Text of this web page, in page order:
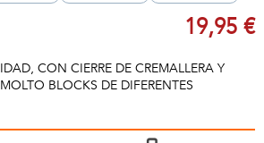
19,95 €
CON CIERRE DE CREMALLERA Y
BLOCKS DE DIFERENTES